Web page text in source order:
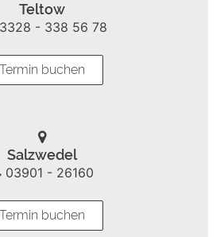
Teltow
- 338 56 78
Termin buchen
Salzwedel
03901 - 26160
Termin buchen